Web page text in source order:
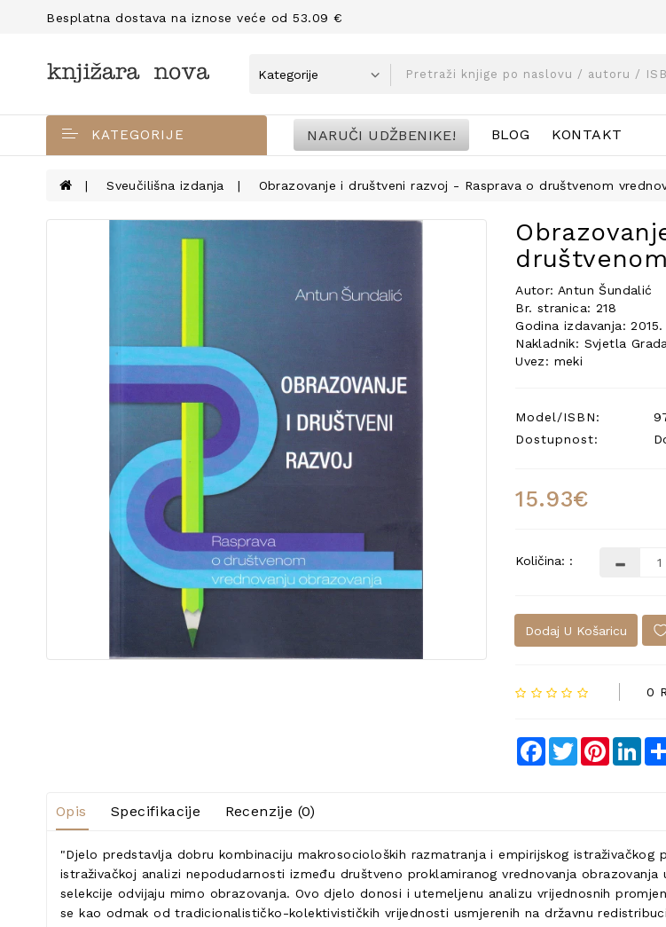
Besplatna dostava na iznose veće od 53.09 €
KATEGORIJE NARUČI UDŽBENIKE! BLOG KONTAKT
Sveučilišna izdanja Obrazovanje i društveni razvoj - Rasprava o društvenom
Autor: Antun Šundalić
Br. stranica: 218
Godina izdavanja: 2015.
Nakladnik: Svjetla Grada
Uvez: meki
Model/ISBN:
Dostupnost:
15.93€
Količina: :
Dodaj U Košaricu
0
Facebook
TwitterPinterest
Opis Specifikacije Recenzije (0)
"Djelo predstavlja dobru kombinaciju makrosocioloških razmatranja i empirijskog
istraživačkoj analizi nepodudarnosti između društveno proklamiranog vrednovanja
selekcije odvijaju mimo obrazovanja. Ovo djelo donosi i utemeljenu analizu vrijednosnih
se kao odmak od tradicionalističko-kolektivističkih vrijednosti usmjerenih na državnu